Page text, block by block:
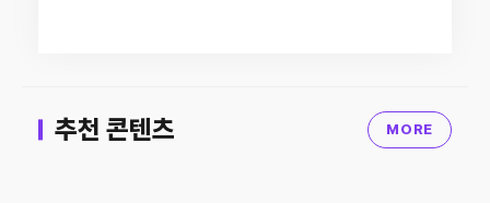
추천 콘텐츠 MORE